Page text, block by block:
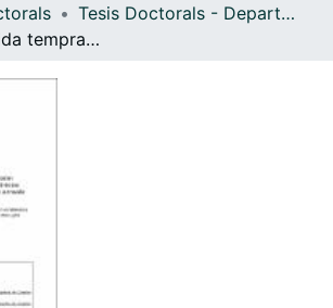
Navega per tot el DD
Tesis Doctorals - Departament - Biologia Evolutiva, Ecologia i Ciències Ambientals
Historia de vida temprana e inversión reproductiva de invertebrados bentónicos: integración al manejo y conservación a través de modelos de dispersión = Early life and reproductive investment of benthic invertebrates: integration to management and conservation throught dispersal models